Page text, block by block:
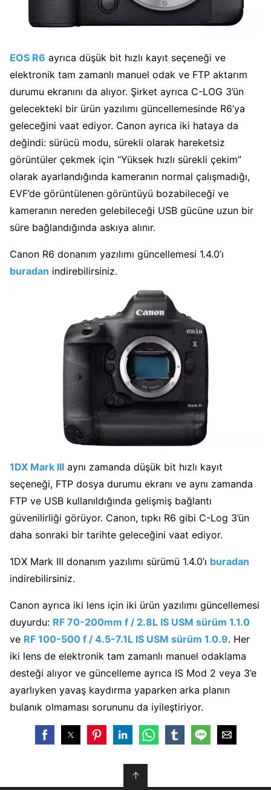
EOS R6 ayrıca düşük bit hızlı kayıt seçeneği ve
elektronik tam zamanlı manuel odak ve FTP aktarım
durumu ekranını da alıyor. Şirket ayrıca C-LOG 3’ün
gelecekteki bir ürün yazılımı güncellemesinde R6’ya
geleceğini vaat ediyor. Canon ayrıca iki hataya da
değindi: sürücü modu, sürekli olarak hareketsiz
görüntüler çekmek için “Yüksek hızlı sürekli çekim”
olarak ayarlandığında kameranın normal çalışmadığı,
EVF’de görüntülenen görüntüyü bozabileceği ve
kameranın nereden gelebileceği USB gücüne uzun bir
süre bağlandığında askıya alınır.
Canon R6 donanım yazılımı güncellemesi 1.4.0’ı
buradan indirebilirsiniz.
1DX Mark III aynı zamanda düşük bit hızlı kayıt
seçeneği, FTP dosya durumu ekranı ve aynı zamanda
FTP ve USB kullanıldığında gelişmiş bağlantı
güvenilirliği görüyor. Canon, tıpkı R6 gibi C-Log 3’ün
daha sonraki bir tarihte geleceğini vaat ediyor.
1DX Mark III donanım yazılımı sürümü 1.4.0’ı buradan
indirebilirsiniz.
Canon ayrıca iki lens için iki ürün yazılımı güncellemesi
duyurdu: RF 70-200mm f / 2.8L IS USM sürüm 1.1.0
ve RF 100-500 f / 4.5-7.1L IS USM sürüm 1.0.9. Her
iki lens de elektronik tam zamanlı manuel odaklama
desteği alıyor ve güncelleme ayrıca IS Mod 2 veya 3’e
ayarlıyken yavaş kaydırma yaparken arka planın
bulanık olmaması sorununu da iyileştiriyor.
↑